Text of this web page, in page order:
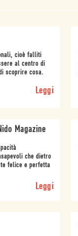
cioè falliti
al centro di
scoprire cosa.
Leggi
Magazine
che dietro
felice e perfetta
Leggi